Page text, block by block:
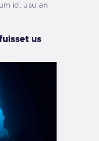
id, usu an
us